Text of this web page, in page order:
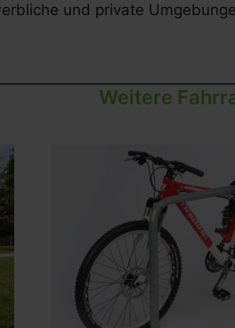
und private
Weitere